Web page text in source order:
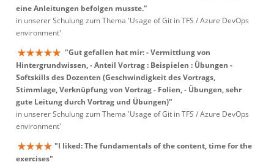
eine Anleitungen befolgen musste."
in unserer Schulung zum Thema 'Usage of Git in TFS / Azure DevOps
environment'
"Gut gefallen hat mir: - Vermittlung von
Hintergrundwissen, - Anteil Vortrag : Beispielen : Übungen -
Softskills des Dozenten (Geschwindigkeit des Vortrags,
Stimmlage, Verknüpfung von Vortrag - Folien, - Übungen, sehr
gute Leitung durch Vortrag und Übungen)"
in unserer Schulung zum Thema 'Usage of Git in TFS / Azure DevOps
environment'
"I liked: The fundamentals of the content, time for the
exercises"